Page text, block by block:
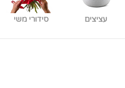
עציצים סידורי משי